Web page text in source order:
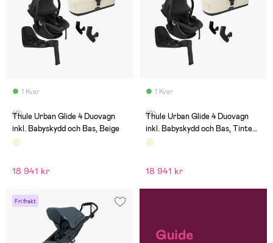
1 Kvar
(0)
Thule Urban Glide 4 Duovagn
inkl. Babyskydd och Bas, Beige
18 941 kr
1 Kvar
(0)
Thule Urban Glide 4 Duovagn
inkl. Babyskydd och Bas, Tinted
Taupe
18 941 kr
Fri frakt